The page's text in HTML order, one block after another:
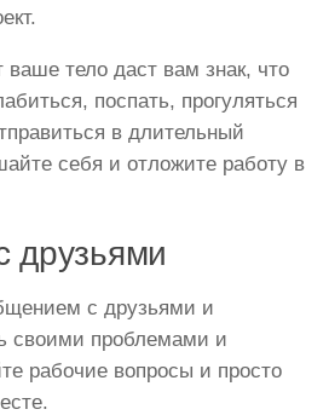
тело даст вам знак, что
поспать, прогуляться
в длительный
себя и отложите работу в
друзьями
с друзьями и
своими проблемами и
рабочие вопросы и просто